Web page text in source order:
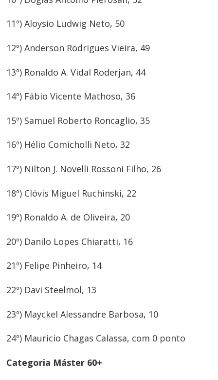
11º) Aloysio Ludwig Neto, 50
12º) Anderson Rodrigues Vieira, 49
13º) Ronaldo A. Vidal Roderjan, 44
14º) Fábio Vicente Mathoso, 36
15º) Samuel Roberto Roncaglio, 35
16º) Hélio Comicholli Neto, 32
17º) Nilton J. Novelli Rossoni Filho, 26
18º) Clóvis Miguel Ruchinski, 22
19º) Ronaldo A. de Oliveira, 20
20º) Danilo Lopes Chiaratti, 16
21º) Felipe Pinheiro, 14
22º) Davi Steelmol, 13
23º) Mayckel Alessandre Barbosa, 10
24º) Mauricio Chagas Calassa, com 0 ponto
Categoria Máster 60+